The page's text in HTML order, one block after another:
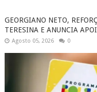
GEORGIANO NETO,
TERESINA E ANUNCIA
Agosto 05, 2026 0